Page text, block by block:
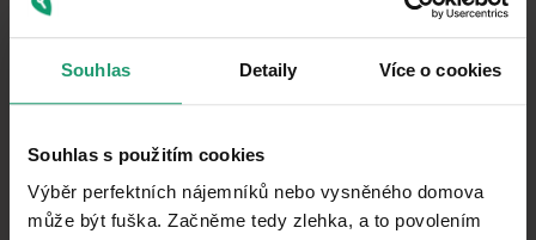
Souhlas Detaily Více o cookies
Souhlas s použitím cookies
Výběr perfektních nájemníků nebo vysněného domova
může být fuška. Začněme tedy zlehka, a to povolením
MapLibre|© OpenMapTiles © OpenStreetMap contributors